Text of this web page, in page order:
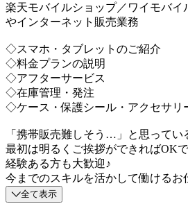
楽天モバイルショップ／ワイモバイ
やインターネット販売業務
◇スマホ・タブレットのご紹介
◇料金プランの説明
◇アフターサービス
◇在庫管理・発注
◇ケース・保護シール・アクセサリ
「携帯販売難しそう…」と思ってい
最初は明るくご挨拶ができればOKで
経験ある方も大歓迎♪
今までのスキルを活かして働けるお
全て表示